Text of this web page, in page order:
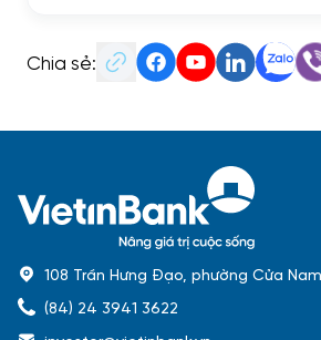
Chia sẻ:
108 Trần Hưng Đạo, phường Cửa
(84) 24 3941 3622